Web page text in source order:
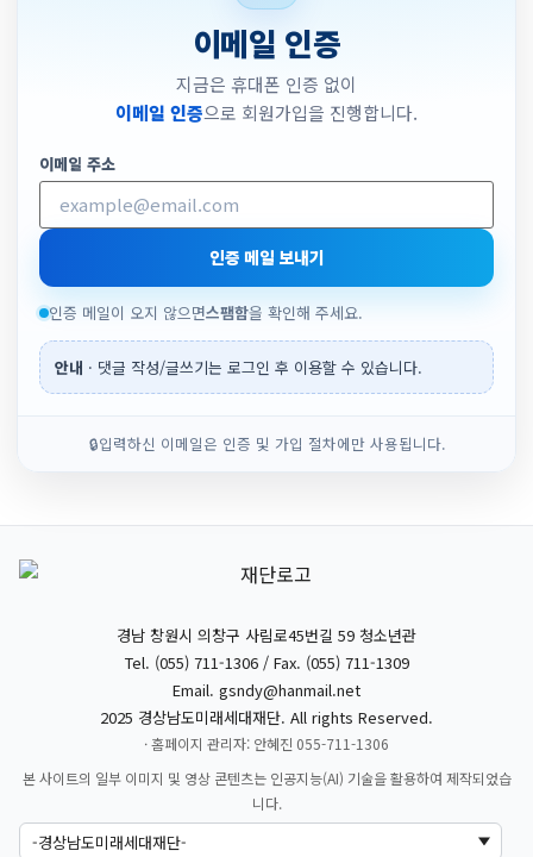
이메일 인증
지금은 휴대폰 인증 없이
이메일 인증으로 회원가입을 진행합니다.
이메일 주소
인증 메일 보내기
인증 메일이 오지 않으면스팸함을 확인해 주세요.
안내 · 댓글 작성/글쓰기는 로그인 후 이용할 수 있습니다.
🔒입력하신 이메일은 인증 및 가입 절차에만 사용됩니다.
경남 창원시 의창구 사림로45번길 59 청소년관
Tel. (055) 711-1306 / Fax. (055) 711-1309
Email. gsndy@hanmail.net
2025 경상남도미래세대재단. All rights Reserved.
· 홈페이지 관리자: 안혜진 055-711-1306
본 사이트의 일부 이미지 및 영상 콘텐츠는 인공지능(AI) 기술을 활용하여 제작되었습
니다.